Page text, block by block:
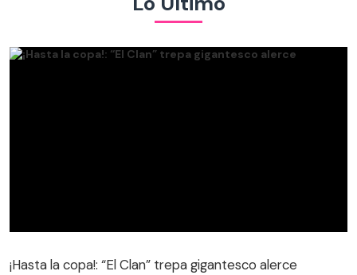
¡Hasta la copa!: “El Clan” trepa gigantesco alerce